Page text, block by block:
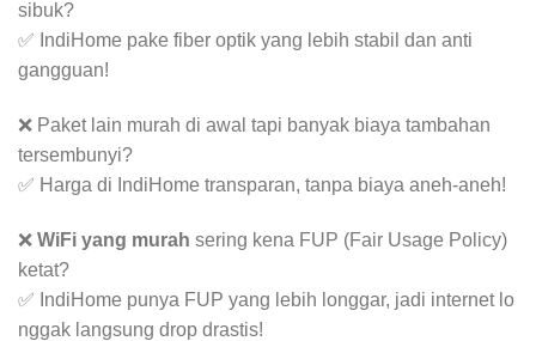
sibuk?
✅ IndiHome pake fiber optik yang lebih stabil dan anti
gangguan!
❌ Paket lain murah di awal tapi banyak biaya tambahan
tersembunyi?
✅ Harga di IndiHome transparan, tanpa biaya aneh-aneh!
❌ WiFi yang murah sering kena FUP (Fair Usage Policy)
ketat?
✅ IndiHome punya FUP yang lebih longgar, jadi internet lo
nggak langsung drop drastis!